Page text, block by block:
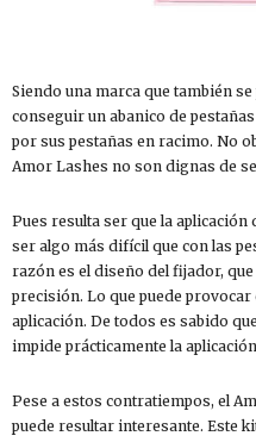
Siendo una marca que también
conseguir un abanico de
por sus pestañas en racimo. No
Amor Lashes no son dignas de
Pues resulta ser que la aplicación
ser algo más difícil que con las
razón es el diseño del fijador,
precisión. Lo que puede
aplicación. De todos es sabido
impide prácticamente la
Pese a estos contratiempos, el
puede resultar interesante. Este